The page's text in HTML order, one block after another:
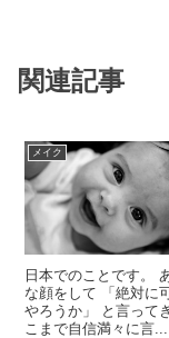
関連記事
メイク
日本でのことです。
な顔をして 「絶対に
やろうか」 と言って
こまで自信満々に言...